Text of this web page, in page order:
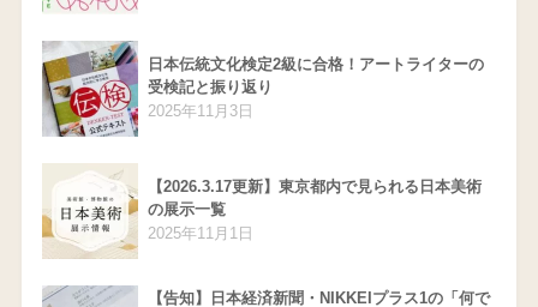
日本伝統文化検定2級に合格！アートライターの
受検記と振り返り
2025年11月3日
【2026.3.17更新】東京都内で見られる日本美術
の展示一覧
2025年11月1日
【告知】日本経済新聞・NIKKEIプラス1の「何で